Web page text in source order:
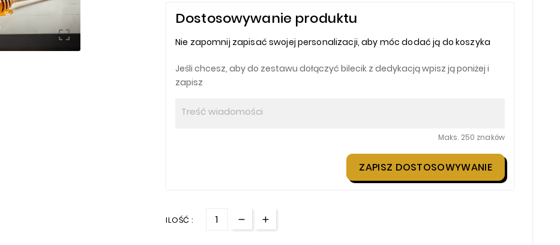

Dostosowywanie produktu
Nie zapomnij zapisać swojej personalizacji, aby móc dodać ją do koszyka
Jeśli chcesz, aby do zestawu dołączyć bilecik z dedykacją wpisz ją poniżej i
zapisz
Maks. 250 znaków
ZAPISZ DOSTOSOWYWANIE
ILOŚĆ :